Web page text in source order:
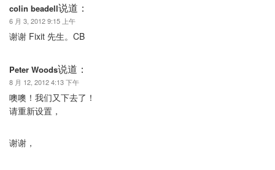
colin beadell说道：
6 月 3, 2012 9:15 上午
谢谢 Fixit 先生。CB
Peter Woods说道：
8 月 12, 2012 4:13 下午
噢噢！我们又下去了！
请重新设置，
谢谢，